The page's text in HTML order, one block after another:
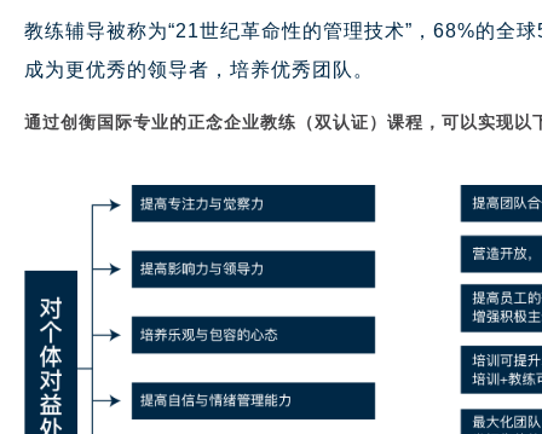
教练辅导被称为“21世纪革命性的管理技术”，68%的全
成为更优秀的领导者，培养优秀团队。
通过创衡国际专业的正念企业教练（双认证）课程，可以实现以